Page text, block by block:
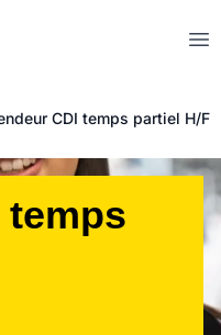
CDI temps partiel H/F
temps